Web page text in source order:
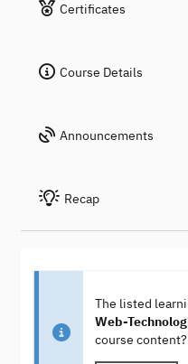
Certificates
Course Details
Announcements
Recap
The listed
Web-
course content?